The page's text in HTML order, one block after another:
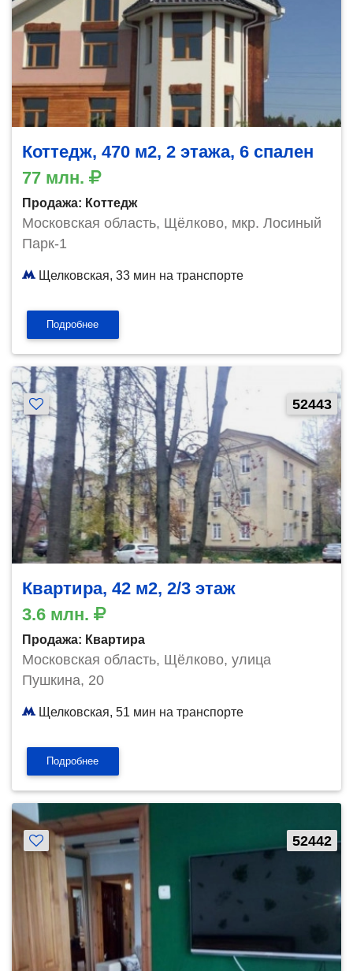
Коттедж, 470 м2, 2 этажа, 6 спален
77 млн.
Продажа: Коттедж
Московская область, Щёлково, мкр. Лосиный
Парк-1
Щелковская, 33 мин на транспорте
Подробнее
52443
Квартира, 42 м2, 2/3 этаж
3.6 млн.
Продажа: Квартира
Московская область, Щёлково, улица
Пушкина, 20
Щелковская, 51 мин на транспорте
Подробнее
52442